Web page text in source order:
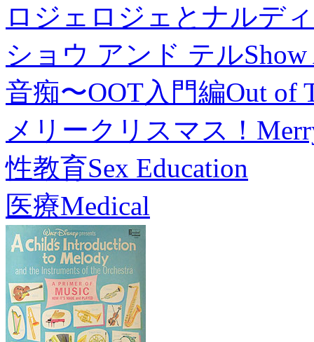
ロジェロジェとナルデ
ショウ アンド テル
音痴〜OOT入門編Out of
メリークリスマス！
性教育Sex Education
医療Medical